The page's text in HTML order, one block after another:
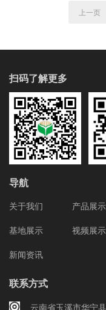
上一页
扫码了解更多
导航
关于我们
产品展示
基地展示
视频展示
新闻资讯
联系方式
云南省玉溪市华宁